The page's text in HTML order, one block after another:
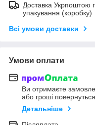
Доставка Укрпоштою
упакування (коробку)
Всі умови доставки
Умови оплати
Ви отримаєте
або гроші
Детальніше